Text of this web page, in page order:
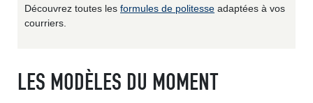
Découvrez toutes les formules de politesse adaptées à vos
courriers.
LES MODÈLES DU MOMENT